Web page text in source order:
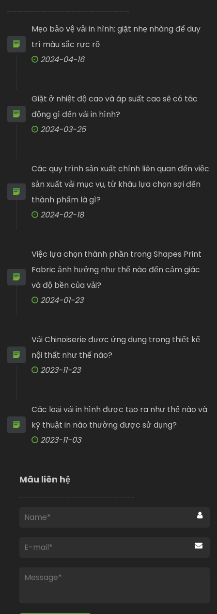
Mẹo bảo vệ vải in hình: giặt nhẹ nhàng để duy
trì màu sắc rực rỡ
2024-04-16
Giặt ở nhiệt độ cao và áp suất cao sẽ có tác
động gì đến vải in hình?
2024-03-25
Các quy trình sản xuất chính liên quan đến việc
sản xuất vải mục vụ, từ khâu lựa chọn sợi đến
thành phẩm là gì?
2024-02-18
Việc lựa chọn thành phần trong Shapes Print
Fabric ảnh hưởng như thế nào đến cảm giác
và độ bền của vải?
2024-01-23
Vải Chinoiserie được ứng dụng trong thiết kế
nội thất như thế nào?
2023-11-23
Các loại vải in hình được tạo ra như thế nào và
kỹ thuật in nào thường được sử dụng?
2023-11-03
Mâu liên hệ